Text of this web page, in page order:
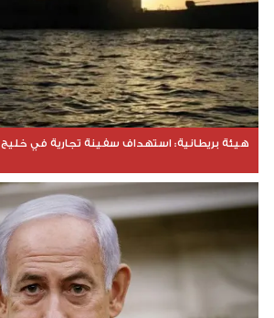
هيئة بريطانية: استهداف سفينة تجارية في